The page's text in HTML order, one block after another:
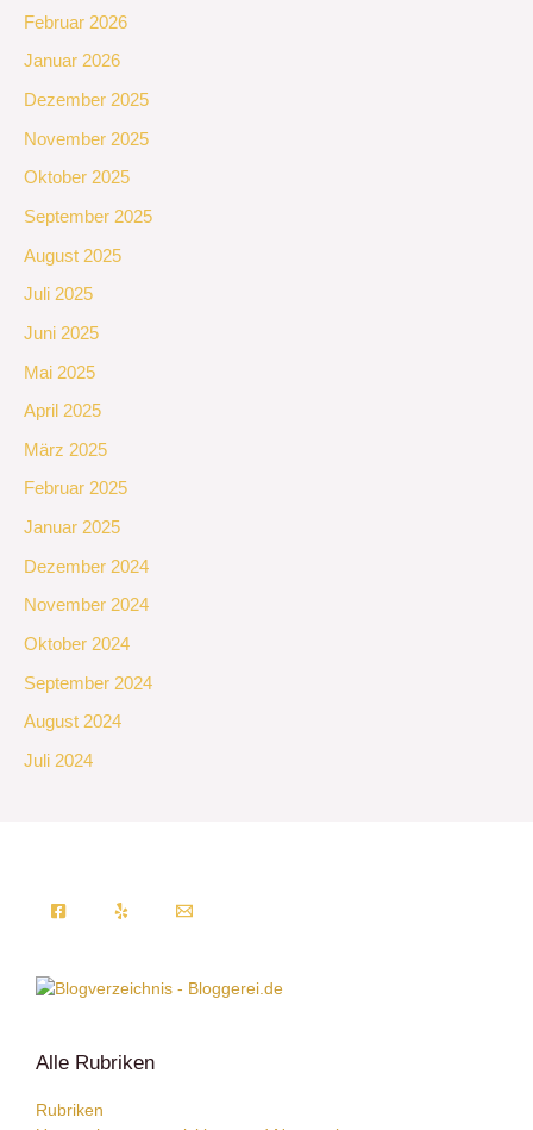
Februar 2026
Januar 2026
Dezember 2025
November 2025
Oktober 2025
September 2025
August 2025
Juli 2025
Juni 2025
Mai 2025
April 2025
März 2025
Februar 2025
Januar 2025
Dezember 2024
November 2024
Oktober 2024
September 2024
August 2024
Juli 2024
Alle Rubriken
Rubriken